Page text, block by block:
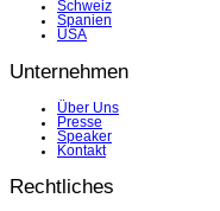
Schweiz
Spanien
USA
Unternehmen
Über Uns
Presse
Speaker
Kontakt
Rechtliches